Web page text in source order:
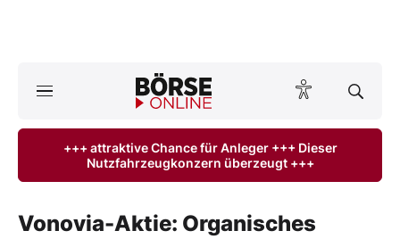
Anlageprodukte
Finanz-Check
+++ attraktive Chance für Anleger +++ Dieser
Nutzfahrzeugkonzern überzeugt +++
Vonovia-Aktie: Organisches